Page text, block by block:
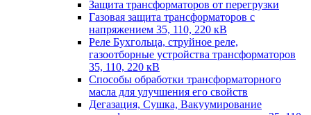
Защита трансформаторов от перегрузки
Газовая защита трансформаторов с
напряжением 35, 110, 220 кВ
Реле Бухгольца, струйное реле,
газоотборные устройства трансформаторов
35, 110, 220 кВ
Способы обработки трансформаторного
масла для улучшения его свойств
Дегазация, Сушка, Вакуумирование